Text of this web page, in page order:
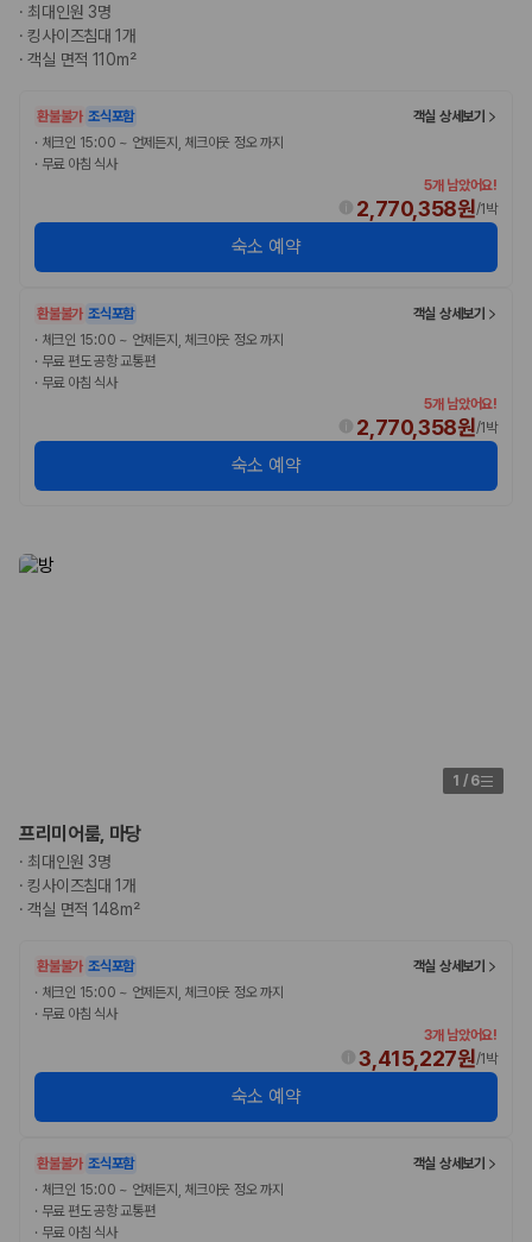
2. 보험 조건은 가격만큼 중요합니다
완전자차와 슈퍼자차는 업체별 보장 범위가 다를 수 있습니다. 카모아에서
수준을 선택할 수 있습니다.
3. 제주공항 접근성과 셔틀 조건을 함께 확인하세요
제주 렌트카는 차량 인수 위치와 셔틀 편의성에 따라 실제 이용 만족도가
달라집니다. 공항에서 렌트카 사무실까지의 이동 조건을 가격과 함께 비교
제주도 렌트카 차종별 가격비교
경차·소형차
혼자 또는 2인 여행에 적합하며 제주 렌트카 최저가를 찾는 사용자
커플·친구 여행에서 많이 선택되며 가격과 승차감의 균형이 좋은 차
SUV
승합차·대형차
단체 여행이나 4인 이상 가족 여행에 적합하며 인원수, 짐 공간, 보
다. 카모아는 제주 렌트카 가격뿐 아니라 일반자차, 완전자차, 슈퍼자차 조
일반자차:사고 발생 시 일정 금액의 면책금이 발생할 수 있습니다.
완전자차:
다.
슈퍼자차: 더 높은 보장 조건을 원하는 사용자에게 적합합니다.
카모아는 제주렌트카부터 국내·해외 렌트카까지 비교할 수 있는 렌트카 가
격비교 플랫폼입니다.
예약 가능 차량
67,123
전국 렌트카 지점
1,829개
· 최대인원 3명
·킹사이즈침대 1개
·객실 면적 110m²
환불불가 조식포함
객실 상세보기
· 체크인 15:00 ~ 언제든지, 체크아웃 정오 까지
· 무료 아침 식사
5개 남았어요!
2,770,358원/1박
숙소 예약
환불불가 조식포함
객실 상세보기
· 체크인 15:00 ~ 언제든지, 체크아웃 정오 까지
· 무료 편도 공항 교통편
· 무료 아침 식사
5개 남았어요!
2,770,358원/1박
숙소 예약
1 / 6
프리미어룸, 마당
· 최대인원 3명
·킹사이즈침대 1개
·객실 면적 148m²
환불불가 조식포함
객실 상세보기
· 체크인 15:00 ~ 언제든지, 체크아웃 정오 까지
· 무료 아침 식사
3개 남았어요!
3,415,227원/1박
숙소 예약
환불불가 조식포함
객실 상세보기
· 체크인 15:00 ~ 언제든지, 체크아웃 정오 까지
· 무료 편도 공항 교통편
· 무료 아침 식사